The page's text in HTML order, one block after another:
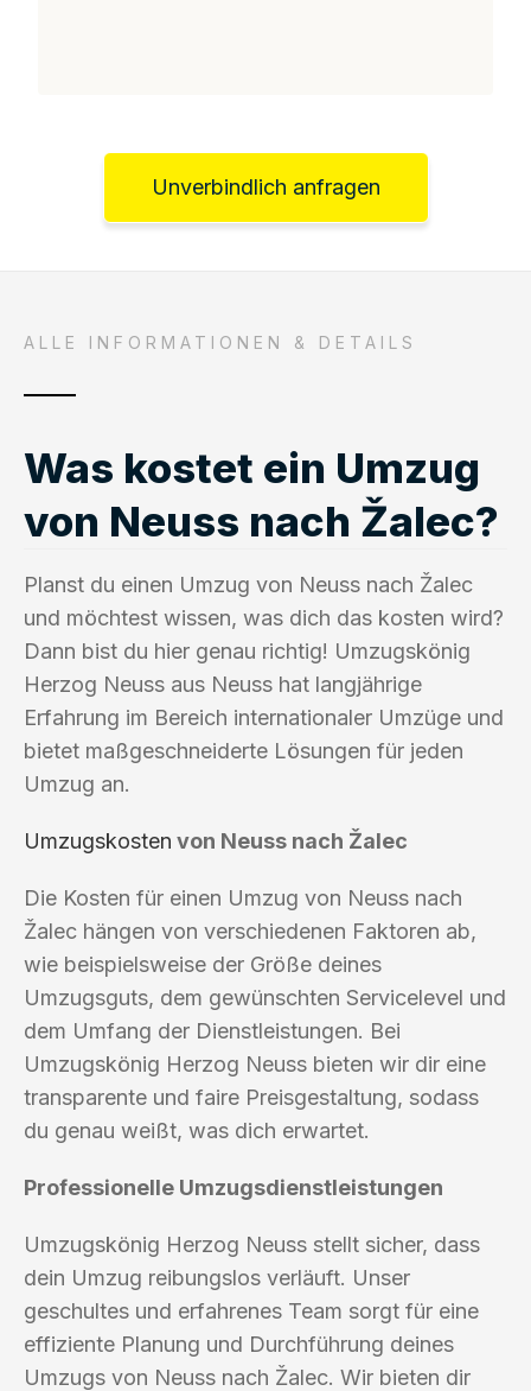
Unverbindlich anfragen
ALLE INFORMATIONEN & DETAILS
Was kostet ein Umzug
von Neuss nach Žalec?
Planst du einen Umzug von Neuss nach Žalec
und möchtest wissen, was dich das kosten wird?
Dann bist du hier genau richtig! Umzugskönig
Herzog Neuss aus Neuss hat langjährige
Erfahrung im Bereich internationaler Umzüge und
bietet maßgeschneiderte Lösungen für jeden
Umzug an.
Umzugskosten von Neuss nach Žalec
Die Kosten für einen Umzug von Neuss nach
Žalec hängen von verschiedenen Faktoren ab,
wie beispielsweise der Größe deines
Umzugsguts, dem gewünschten Servicelevel und
dem Umfang der Dienstleistungen. Bei
Umzugskönig Herzog Neuss bieten wir dir eine
transparente und faire Preisgestaltung, sodass
du genau weißt, was dich erwartet.
Professionelle Umzugsdienstleistungen
Umzugskönig Herzog Neuss stellt sicher, dass
dein Umzug reibungslos verläuft. Unser
geschultes und erfahrenes Team sorgt für eine
effiziente Planung und Durchführung deines
Umzugs von Neuss nach Žalec. Wir bieten dir